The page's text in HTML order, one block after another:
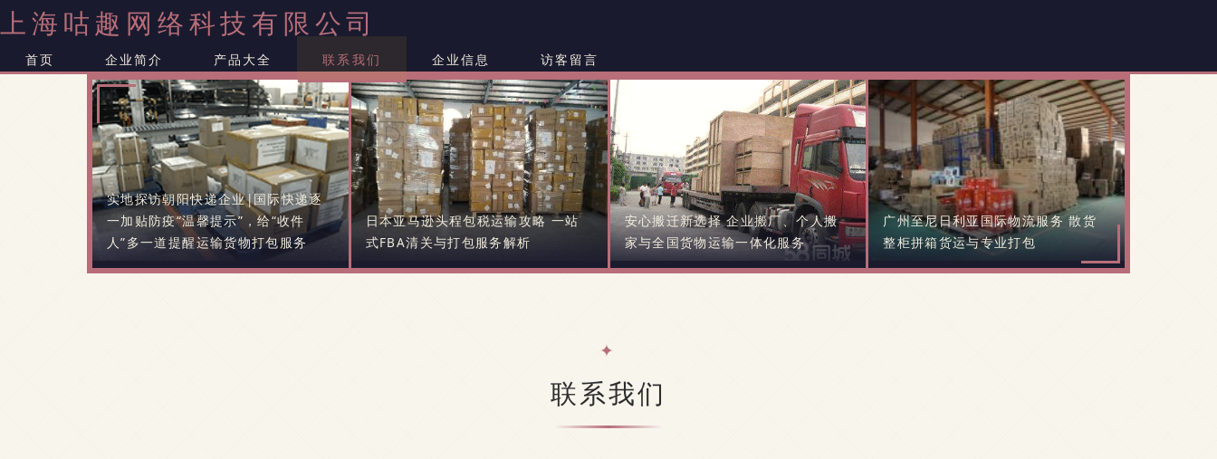
上海咕趣网络科技有限公司
首页 企业简介 产品大全 联系我们 企业信息 访客留言
实地探访朝阳快递企业|国际快递逐
一加贴防疫“温馨提示”，给“收件
人”多一道提醒运输货物打包服务
日本亚马逊头程包税运输攻略 一站
式FBA清关与打包服务解析
安心搬迁新选择 企业搬厂、个人搬
家与全国货物运输一体化服务
广州至尼日利亚国际物流服务 散货
整柜拼箱货运与专业打包
联系我们